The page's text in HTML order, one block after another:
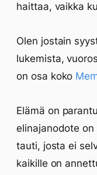
haittaa, vaikka
Olen jostain
lukemista,
on osa koko
Elämä on
elinajanodote
tauti, josta ei
kaikille on